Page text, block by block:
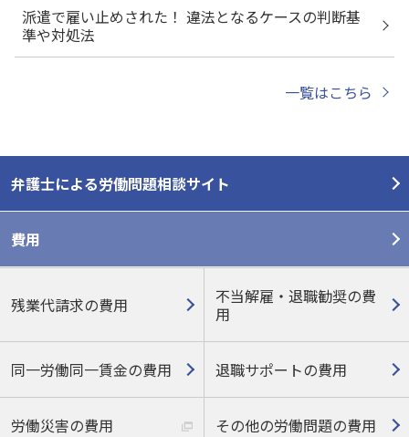
派遣で雇い止めされた！ 違法となるケースの判断基
準や対処法
一覧はこちら
弁護士による労働問題相談サイト
費用
残業代請求の費用
不当解雇・退職勧奨の費
用
同一労働同一賃金の費用 退職サポートの費用
労働災害の費用 その他の労働問題の費用